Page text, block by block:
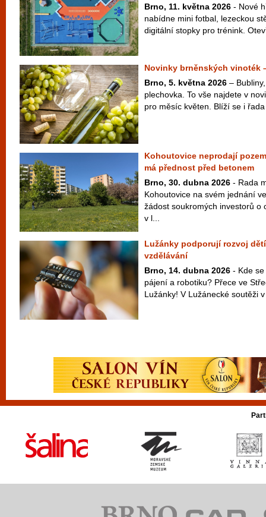
Brno, 11. května 2026 - Nové
nabídne mini fotbal, lezeckou
digitální stopky pro trénink.
Novinky brněnských vinoték
Brno, 5. května 2026 –
plechovka. To vše najdete v
pro měsíc květen. Blíží se i
Kohoutovice neprodají
má přednost před betonem
Brno, 30. dubna 2026 - Rada
Kohoutovice na svém jednání
žádost soukromých investorů o
v l...
Lužánky podporují rozvoj
vzdělávání
Brno, 14. dubna 2026 - Kde
pájení a robotiku? Přece ve
Lužánky! V Lužánecké soutěži